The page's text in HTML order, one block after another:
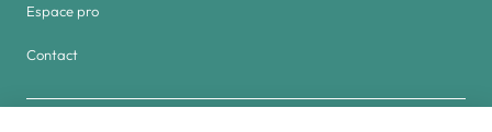
Espace pro
Contact